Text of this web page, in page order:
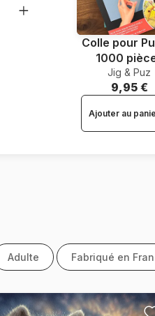
Colle pour
1000
Jig & Puz
9,95 €
Ajouter au
Adulte Fabriqué en